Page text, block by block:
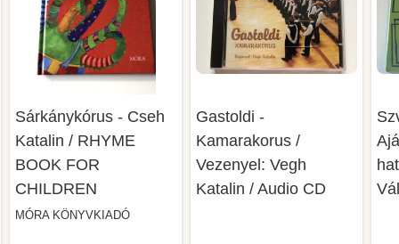
Sárkánykórus - Cseh
Katalin / RHYME
BOOK FOR
CHILDREN
MÓRA KÖNYVKIADÓ
Gastoldi -
Kamarakorus /
Vezenyel: Vegh
Katalin / Audio CD